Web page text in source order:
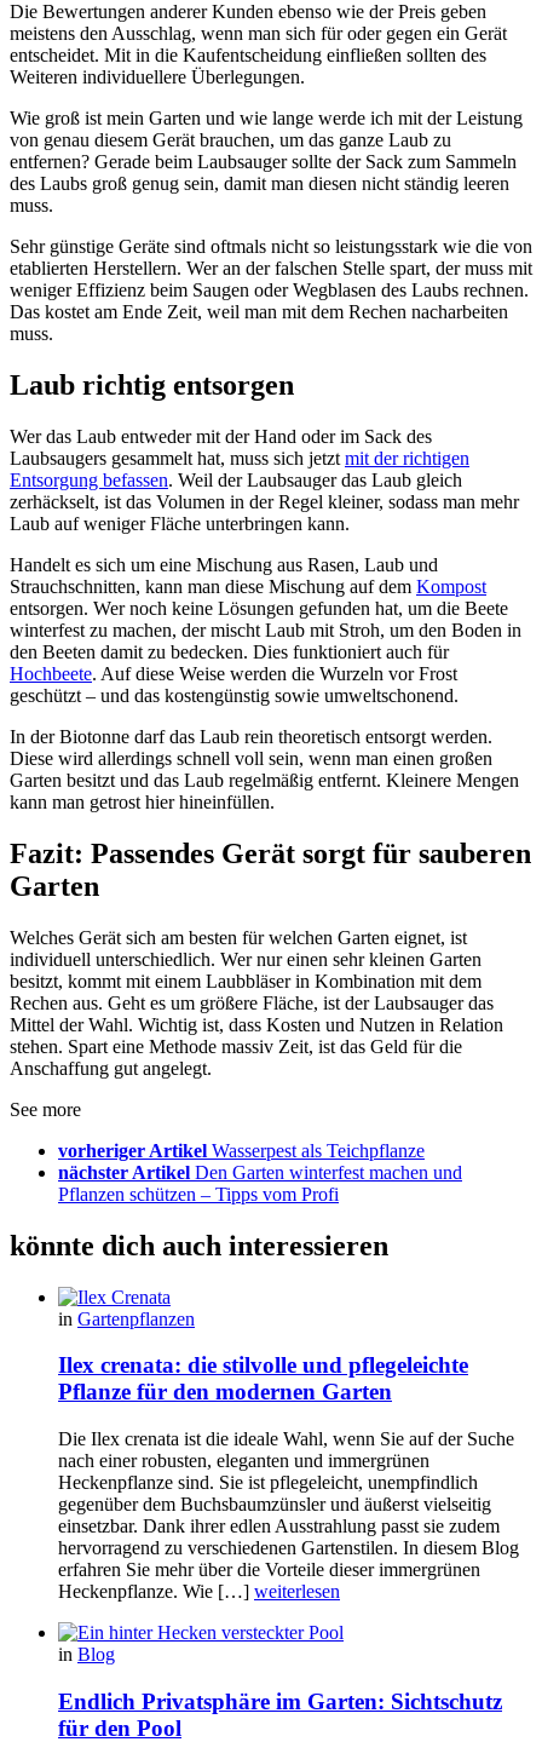
Die Bewertungen anderer Kunden ebenso wie der Preis geben
meistens den Ausschlag, wenn man sich für oder gegen ein Gerät
entscheidet. Mit in die Kaufentscheidung einfließen sollten des
Weiteren individuellere Überlegungen.
Wie groß ist mein Garten und wie lange werde ich mit der Leistung
von genau diesem Gerät brauchen, um das ganze Laub zu
entfernen? Gerade beim Laubsauger sollte der Sack zum Sammeln
des Laubs groß genug sein, damit man diesen nicht ständig leeren
muss.
Sehr günstige Geräte sind oftmals nicht so leistungsstark wie die von
etablierten Herstellern. Wer an der falschen Stelle spart, der muss mit
weniger Effizienz beim Saugen oder Wegblasen des Laubs rechnen.
Das kostet am Ende Zeit, weil man mit dem Rechen nacharbeiten
muss.
Laub richtig entsorgen
Wer das Laub entweder mit der Hand oder im Sack des
Laubsaugers gesammelt hat, muss sich jetzt mit der richtigen
Entsorgung befassen. Weil der Laubsauger das Laub gleich
zerhäckselt, ist das Volumen in der Regel kleiner, sodass man mehr
Laub auf weniger Fläche unterbringen kann.
Handelt es sich um eine Mischung aus Rasen, Laub und
Strauchschnitten, kann man diese Mischung auf dem Kompost
entsorgen. Wer noch keine Lösungen gefunden hat, um die Beete
winterfest zu machen, der mischt Laub mit Stroh, um den Boden in
den Beeten damit zu bedecken. Dies funktioniert auch für
Hochbeete. Auf diese Weise werden die Wurzeln vor Frost
geschützt – und das kostengünstig sowie umweltschonend.
In der Biotonne darf das Laub rein theoretisch entsorgt werden.
Diese wird allerdings schnell voll sein, wenn man einen großen
Garten besitzt und das Laub regelmäßig entfernt. Kleinere Mengen
kann man getrost hier hineinfüllen.
Fazit: Passendes Gerät sorgt für sauberen
Garten
Welches Gerät sich am besten für welchen Garten eignet, ist
individuell unterschiedlich. Wer nur einen sehr kleinen Garten
besitzt, kommt mit einem Laubbläser in Kombination mit dem
Rechen aus. Geht es um größere Fläche, ist der Laubsauger das
Mittel der Wahl. Wichtig ist, dass Kosten und Nutzen in Relation
stehen. Spart eine Methode massiv Zeit, ist das Geld für die
Anschaffung gut angelegt.
See more
vorheriger Artikel Wasserpest als Teichpflanze
nächster Artikel Den Garten winterfest machen und
Pflanzen schützen – Tipps vom Profi
könnte dich auch interessieren
in Gartenpflanzen
Ilex crenata: die stilvolle und pflegeleichte
Pflanze für den modernen Garten
Die Ilex crenata ist die ideale Wahl, wenn Sie auf der Suche
nach einer robusten, eleganten und immergrünen
Heckenpflanze sind. Sie ist pflegeleicht, unempfindlich
gegenüber dem Buchsbaumzünsler und äußerst vielseitig
einsetzbar. Dank ihrer edlen Ausstrahlung passt sie zudem
hervorragend zu verschiedenen Gartenstilen. In diesem Blog
erfahren Sie mehr über die Vorteile dieser immergrünen
Heckenpflanze. Wie […] weiterlesen
in Blog
Endlich Privatsphäre im Garten: Sichtschutz
für den Pool